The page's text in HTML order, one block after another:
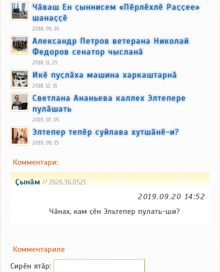
Чӑваш Ен ҫыннисем «Пӗрлӗхлӗ Раҫҫее»
шанаҫҫӗ
2018, 09, 10
Александр Петров ветерана Николай
Федоров сенатор чысланӑ
2018, 11, 25
Икӗ пуҫлӑха машина харкаштарнӑ
2018, 12, 11
Светлана Ананьева каллех Элтепере
пулӑшать
2019, 07, 05
Элтепер тепӗр суйлава хутшӑнӗ-и?
2019, 09, 13
Комментари:
Ҫынӑм// 2626.36.0521
2019.09.20 14:52
Чӑнах, кам ҫӗн Эльтепер пулать-ши?
Комментариле
Сирӗн ятӑp: